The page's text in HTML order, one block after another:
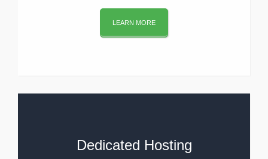
LEARN MORE
Dedicated Hosting